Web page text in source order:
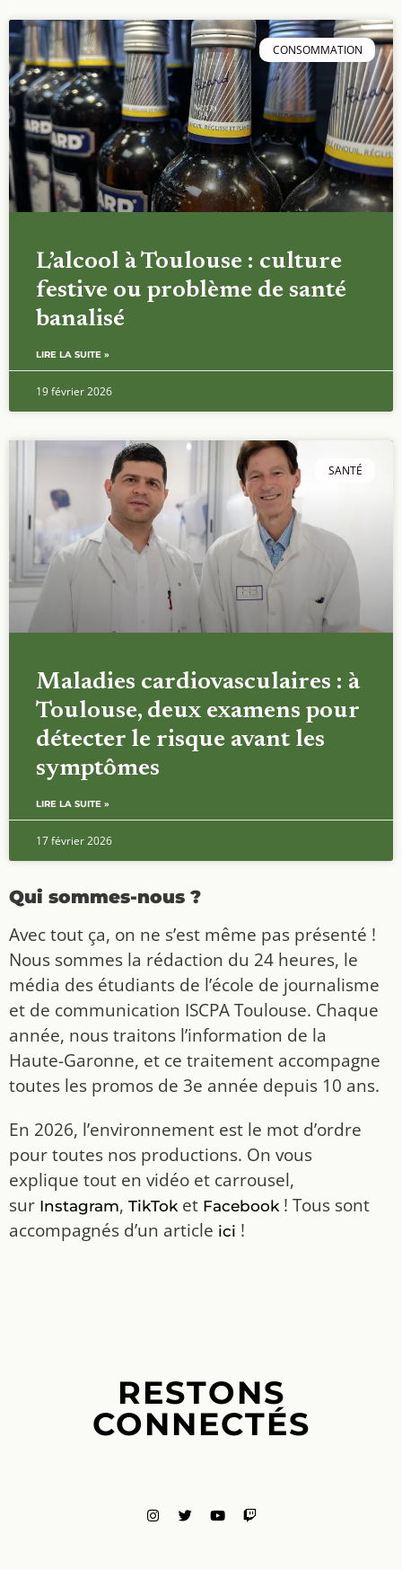
CONSOMMATION
L’alcool à Toulouse : culture
festive ou problème de santé
banalisé
LIRE LA SUITE »
19 février 2026
SANTÉ
Maladies cardiovasculaires : à
Toulouse, deux examens pour
détecter le risque avant les
symptômes
LIRE LA SUITE »
17 février 2026
Qui sommes-nous ?
Avec tout ça, on ne s’est même pas présenté !
Nous sommes la rédaction du 24 heures, le
média des étudiants de l’école de journalisme
et de communication ISCPA Toulouse. Chaque
année, nous traitons l’information de la
Haute-Garonne, et ce traitement accompagne
toutes les promos de 3e année depuis 10 ans.
En 2026, l’environnement est le mot d’ordre
pour toutes nos productions. On vous
explique tout en vidéo et carrousel,
sur Instagram, TikToket Facebook! Tous sont
accompagnés d’un article ici !
RESTONS
CONNECTÉS